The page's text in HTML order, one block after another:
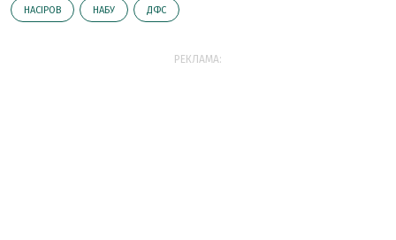
НАСІРОВ НАБУ ДФС
РЕКЛАМА: